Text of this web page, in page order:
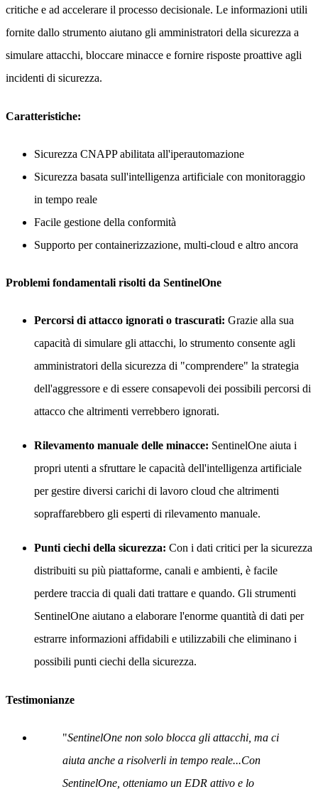
critiche e ad accelerare il processo decisionale. Le informazioni utili
fornite dallo strumento aiutano gli amministratori della sicurezza a
simulare attacchi, bloccare minacce e fornire risposte proattive agli
incidenti di sicurezza.
Caratteristiche:
Sicurezza CNAPP abilitata all'iperautomazione
Sicurezza basata sull'intelligenza artificiale con monitoraggio
in tempo reale
Facile gestione della conformità
Supporto per containerizzazione, multi-cloud e altro ancora
Problemi fondamentali risolti da SentinelOne
Percorsi di attacco ignorati o trascurati: Grazie alla sua
capacità di simulare gli attacchi, lo strumento consente agli
amministratori della sicurezza di "comprendere" la strategia
dell'aggressore e di essere consapevoli dei possibili percorsi di
attacco che altrimenti verrebbero ignorati.
Rilevamento manuale delle minacce: SentinelOne aiuta i
propri utenti a sfruttare le capacità dell'intelligenza artificiale
per gestire diversi carichi di lavoro cloud che altrimenti
sopraffarebbero gli esperti di rilevamento manuale.
Punti ciechi della sicurezza: Con i dati critici per la sicurezza
distribuiti su più piattaforme, canali e ambienti, è facile
perdere traccia di quali dati trattare e quando. Gli strumenti
SentinelOne aiutano a elaborare l'enorme quantità di dati per
estrarre informazioni affidabili e utilizzabili che eliminano i
possibili punti ciechi della sicurezza.
Testimonianze
"SentinelOne non solo blocca gli attacchi, ma ci
aiuta anche a risolverli in tempo reale...Con
SentinelOne, otteniamo un EDR attivo e lo